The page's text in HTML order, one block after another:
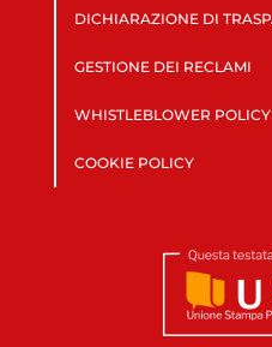
DICHIARAZIONE DI
GESTIONE DEI RECLAMI
WHISTLEBLOWER POLICY
COOKIE POLICY